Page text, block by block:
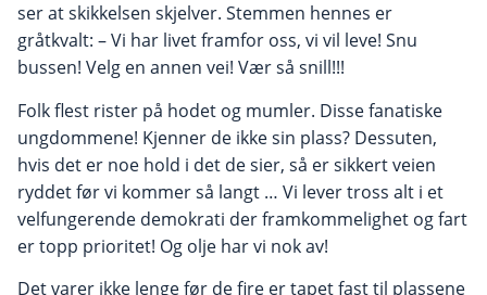
ser at skikkelsen skjelver. Stemmen hennes er
gråtkvalt: – Vi har livet framfor oss, vi vil leve! Snu
bussen! Velg en annen vei! Vær så snill!!!
Folk flest rister på hodet og mumler. Disse fanatiske
ungdommene! Kjenner de ikke sin plass? Dessuten,
hvis det er noe hold i det de sier, så er sikkert veien
ryddet før vi kommer så langt … Vi lever tross alt i et
velfungerende demokrati der framkommelighet og fart
er topp prioritet! Og olje har vi nok av!
Det varer ikke lenge før de fire er tapet fast til plassene